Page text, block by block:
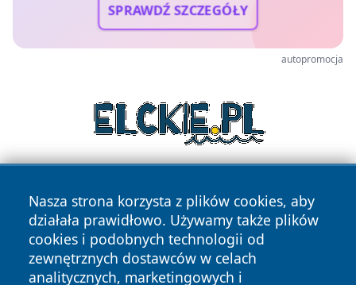
SPRAWDŹ SZCZEGÓŁY
autopromocja
Nasza strona korzysta z plików cookies, aby
działała prawidłowo. Używamy także plików
cookies i podobnych technologii od
zewnętrznych dostawców w celach
analitycznych, marketingowych i
Copyright © 2026 lubinski24.pl Wszystkie prawa zastrzeżone.